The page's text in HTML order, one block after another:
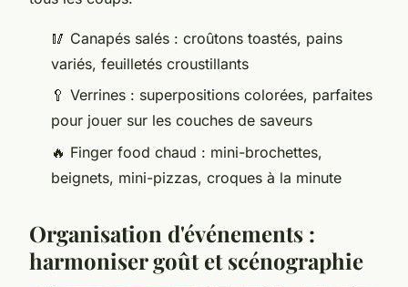
🥢 Canapés salés : croûtons toastés, pains
variés, feuilletés croustillants
🥄 Verrines : superpositions colorées, parfaites
pour jouer sur les couches de saveurs
🔥 Finger food chaud : mini-brochettes,
beignets, mini-pizzas, croques à la minute
Organisation d'événements :
harmoniser goût et scénographie